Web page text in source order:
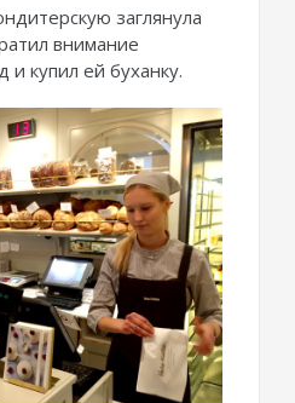
заглянула
внимание
купил ей буханку.